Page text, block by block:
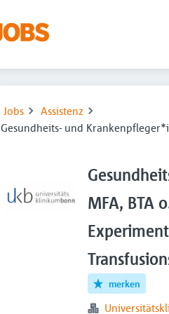
Jobs
Assistenz
Gesundheits- und
MFA, BTA
merken